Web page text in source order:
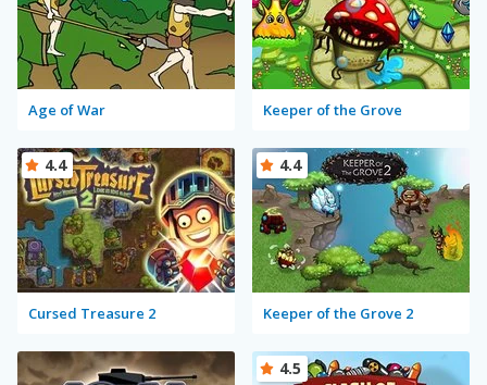
Age of War Keeper of the Grove
Cursed Treasure 2
4.4
Keeper of the Grove 2
4.4
4.5